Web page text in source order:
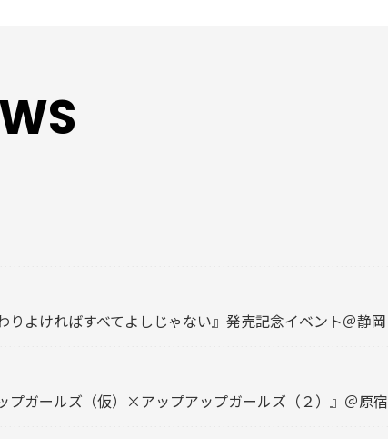
りよければすべてよしじゃない』発売記念イベント＠静岡
プガールズ（仮）×アップアップガールズ（２）』＠原宿